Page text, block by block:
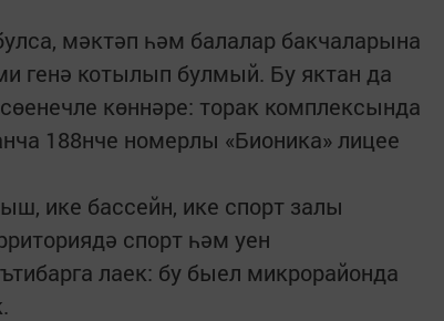
мәктәп һәм балалар бакчаларына
генә котылып булмый. Бу яктан да
көннәре: торак комплексында
188нче номерлы «Бионика» лицее
ике бассейн, ике спорт залы
спорт һәм уен
лаек: бу быел микрорайонда